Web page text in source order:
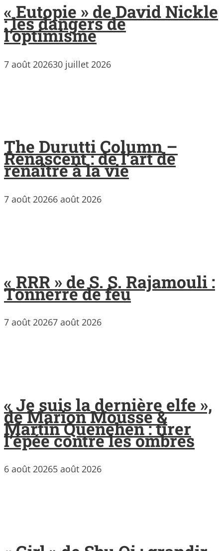
« Eutopie » de David Nickle
: les dangers de
l’optimisme
7 août 202630 juillet 2026
The Durutti Column –
Renascent : de l’art de
renaître à la vie
7 août 20266 août 2026
« RRR » de S. S. Rajamouli :
Tonnerre de feu
7 août 20267 août 2026
« Je suis la dernière elfe »,
de Marion Mousse &
Martin Quenehen : tirer
l’épée contre les ombres
6 août 20265 août 2026